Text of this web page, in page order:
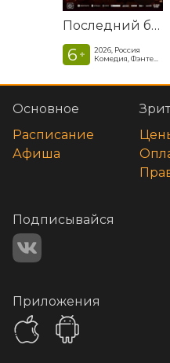
Последний богатырь. Колобок
6 +
2026, Россия
Комедия, Фэнтези, Приключения
Основное
Расписание
Афиша
Подписывайся
Приложения